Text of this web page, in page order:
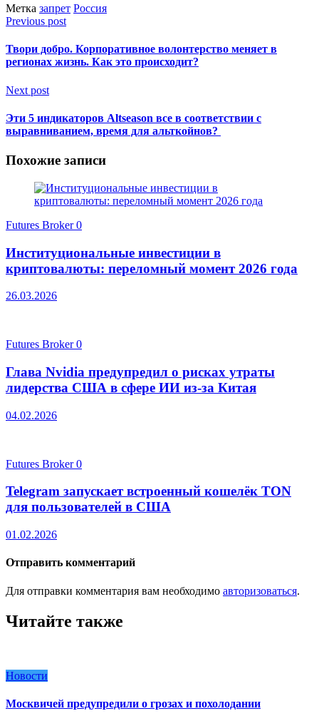
Метка запрет Россия
Previous post
Твори добро. Корпоративное волонтерство меняет в
регионах жизнь. Как это происходит?
Next post
Эти 5 индикаторов Altseason все в соответствии с
выравниванием, время для альткойнов?
Похожие записи
Futures Broker0
Институциональные инвестиции в
криптовалюты: переломный момент 2026 года
26.03.2026
Futures Broker0
Глава Nvidia предупредил о рисках утраты
лидерства США в сфере ИИ из-за Китая
04.02.2026
Futures Broker0
Telegram запускает встроенный кошелёк TON
для пользователей в США
01.02.2026
Отправить комментарий
Для отправки комментария вам необходимо авторизоваться.
Читайте также
Новости
Москвичей предупредили о грозах и похолодании